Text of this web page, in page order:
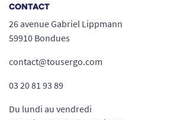
CONTACT
26 avenue Gabriel Lippmann
59910 Bondues
contact@tousergo.com
03 20 81 93 89
Du lundi au vendredi